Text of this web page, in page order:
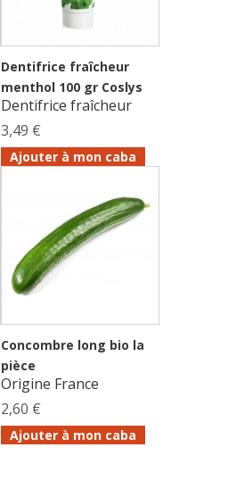
Dentifrice fraîcheur
menthol 100 gr Coslys
Dentifrice fraîcheur
3,49 €
Ajouter à mon caba
Concombre long bio la
pièce
Origine France
2,60 €
Ajouter à mon caba